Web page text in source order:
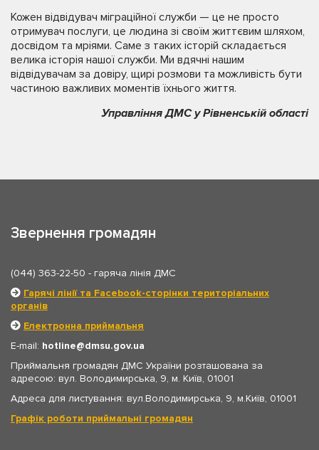
Кожен відвідувач міграційної служби — це не просто
отримувач послуги, це людина зі своїм життєвим шляхом,
досвідом та мріями. Саме з таких історій складається
велика історія нашої служби. Ми вдячні нашим
відвідувачам за довіру, щирі розмови та можливість бути
частиною важливих моментів їхнього життя.
Управління ДМС у Рівненській області
Звернення громадян
(044) 363-22-50 - гаряча лінія ДМС
Гарячі лінії та Facebook-сторінки територіальних
органів
Електронна приймальня
E-mail: hotline
dmsu.gov.ua
Приймальня громадян ДМС України розташована за
адресою: вул. Володимирська, 9, м. Київ, 01001
Адреса для листування: вул.Володимирська, 9, м.Київ, 01001
Графік роботи приймальні громадян